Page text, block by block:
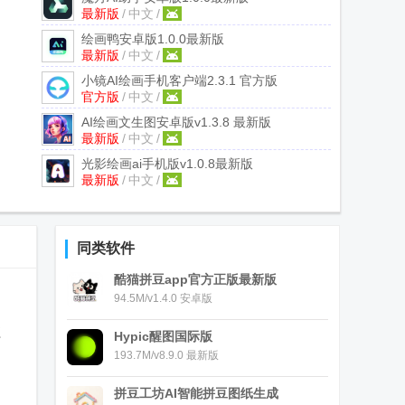
最新版 / 中文 /
绘画鸭安卓版1.0.0最新版
最新版 / 中文 /
小镜AI绘画手机客户端2.3.1 官方版
官方版 / 中文 /
AI绘画文生图安卓版v1.3.8 最新版
最新版 / 中文 /
光影绘画ai手机版v1.0.8最新版
最新版 / 中文 /
同类软件
酷猫拼豆app官方正版最新版
94.5M/v1.4.0 安卓版
Hypic醒图国际版
193.7M/v8.9.0 最新版
拼豆工坊AI智能拼豆图纸生成